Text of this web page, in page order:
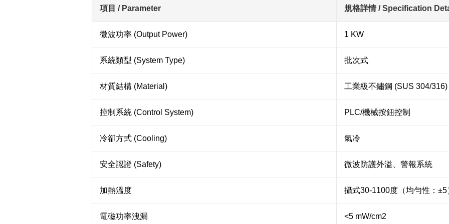
項目 / Parameter 規格詳情 / Specification
微波功率 (Output Power) 1 KW
系統類型 (System Type) 批次式
材質結構 (Material) 工業級不鏽鋼 (SUS 304/316)
控制系統 (Control System) PLC/機械按鈕控制
冷卻方式 (Cooling) 氣冷
安全認證 (Safety) 微波防護外溢、警報系統
加熱溫度 攝式30-1100度（均勻性：±5
電磁功率洩漏 <5 mW/cm2